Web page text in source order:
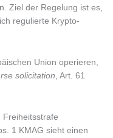
Ziel der Regelung ist es,
regulierte Krypto-
Union operieren,
solicitation , Art. 61
Freiheitsstrafe
1 KMAG sieht einen